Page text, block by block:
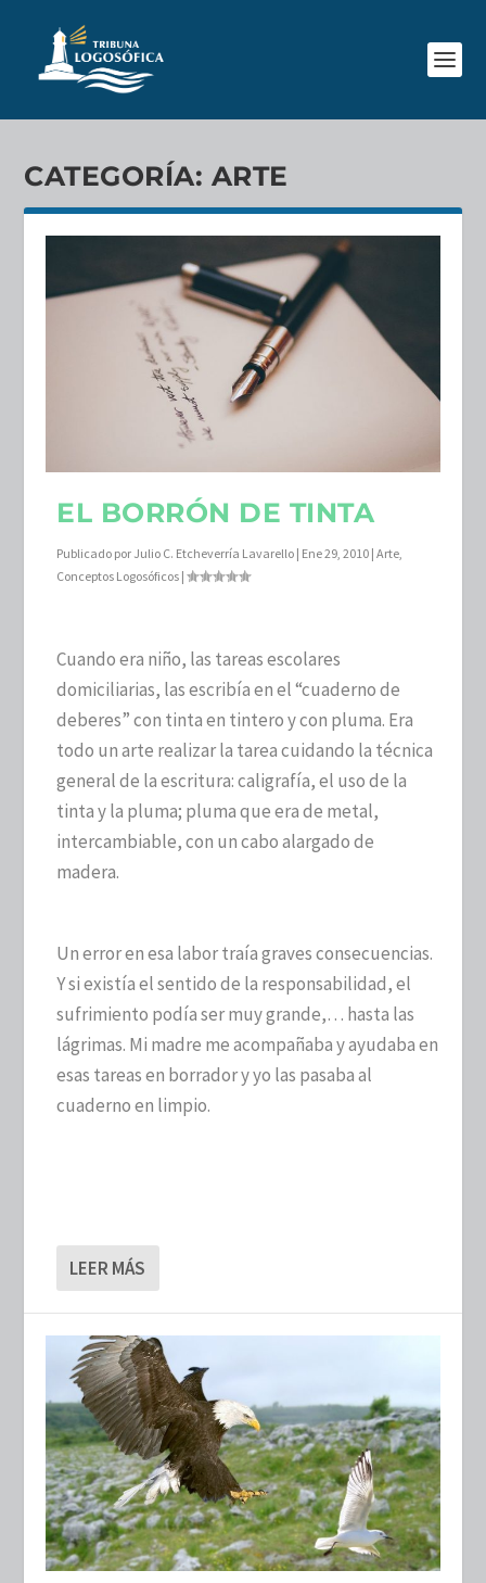
CATEGORÍA: ARTE
EL BORRÓN DE TINTA
Publicado por Julio C. Etcheverría Lavarello | Ene 29, 2010 |Arte
Conceptos Logosóficos |
Cuando era niño, las tareas escolares
domiciliarias, las escribía en el “cuaderno de
deberes” con tinta en tintero y con pluma. Era
todo un arte realizar la tarea cuidando la técnica
general de la escritura: caligrafía, el uso de la
tinta y la pluma; pluma que era de metal,
intercambiable, con un cabo alargado de
madera.
Un error en esa labor traía graves consecuencias.
Y si existía el sentido de la responsabilidad, el
sufrimiento podía ser muy grande,… hasta las
lágrimas. Mi madre me acompañaba y ayudaba en
esas tareas en borrador y yo las pasaba al
cuaderno en limpio.
LEER MÁS